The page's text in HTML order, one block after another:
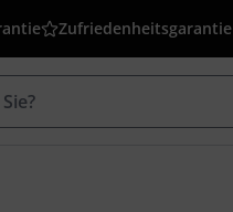
Zufriedenheitsgarantie